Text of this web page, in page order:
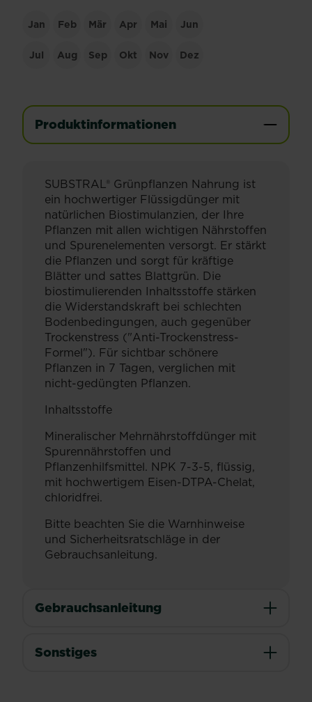
Jan Feb Mär Apr Mai Jun
Jul Aug Sep Okt Nov Dez
Produktinformationen
SUBSTRAL® Grünpflanzen Nahrung ist
ein hochwertiger Flüssigdünger mit
natürlichen Biostimulanzien, der Ihre
Pflanzen mit allen wichtigen Nährstoffen
und Spurenelementen versorgt. Er stärkt
die Pflanzen und sorgt für kräftige
Blätter und sattes Blattgrün. Die
biostimulierenden Inhaltsstoffe stärken
die Widerstandskraft bei schlechten
Bodenbedingungen, auch gegenüber
Trockenstress ("Anti-Trockenstress-
Formel"). Für sichtbar schönere
Pflanzen in 7 Tagen, verglichen mit
nicht-gedüngten Pflanzen.
Inhaltsstoffe
Mineralischer Mehrnährstoffdünger mit
Spurennährstoffen und
Pflanzenhilfsmittel. NPK 7-3-5, flüssig,
mit hochwertigem Eisen-DTPA-Chelat,
chloridfrei.
Bitte beachten Sie die Warnhinweise
und Sicherheitsratschläge in der
Gebrauchsanleitung.
Gebrauchsanleitung
Sonstiges